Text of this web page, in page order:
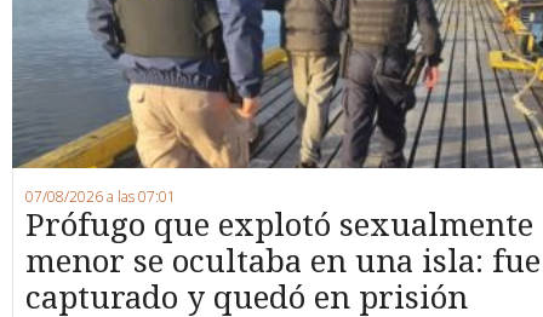
07/08/2026 a las 07:01
Prófugo que explotó sexualmente
menor se ocultaba en una isla: fue
capturado y quedó en prisión